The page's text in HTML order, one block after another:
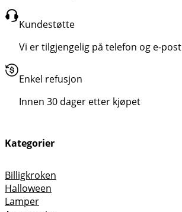
Kundestøtte
Vi er tilgjengelig på telefon og e-post
Enkel refusjon
Innen 30 dager etter kjøpet
Kategorier
Billigkroken
Halloween
Lamper